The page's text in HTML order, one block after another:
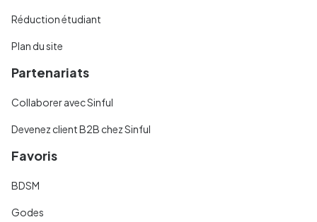
Réduction étudiant
Plan du site
Partenariats
Collaborer avec Sinful
Devenez client B2B chez Sinful
Favoris
BDSM
Godes